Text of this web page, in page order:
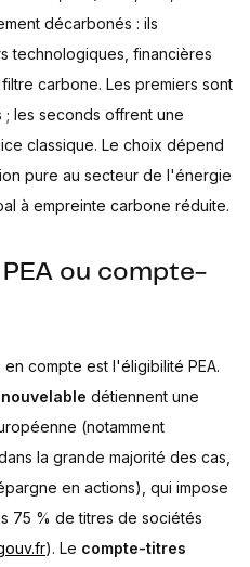
décarbonés : ils
technologiques, financières
carbone. Les premiers sont
les seconds offrent une
classique. Le choix dépend
pure au secteur de l'énergie
à empreinte carbone réduite.
ou compte-
compte est l'éligibilité PEA.
détiennent une
(notamment
la grande majorité des cas,
en actions), qui impose
75 % de titres de sociétés
). Le compte-titres